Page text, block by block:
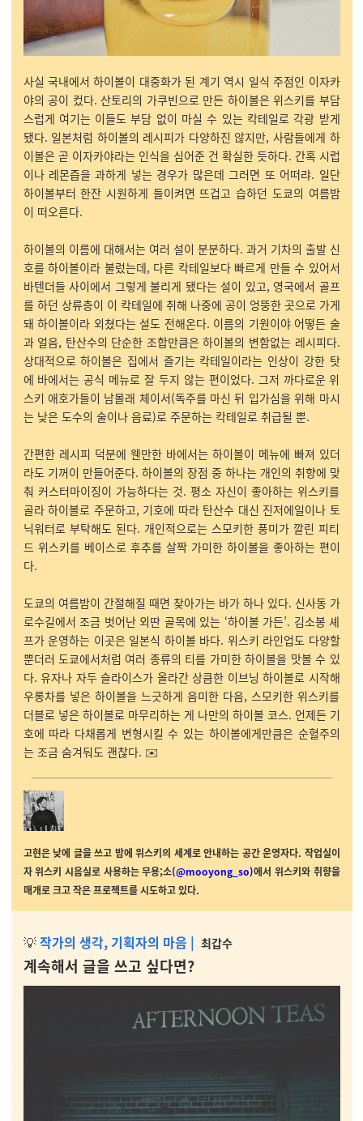
사실 국내에서 하이볼이 대중화가 된 계기 역시 일식 주점인 이자카
야의 공이 컸다. 산토리의 가쿠빈으로 만든 하이볼은 위스키를 부담
스럽게 여기는 이들도 부담 없이 마실 수 있는 칵테일로 각광 받게
됐다. 일본처럼 하이볼의 레시피가 다양하진 않지만, 사람들에게 하
이볼은 곧 이자카야라는 인식을 심어준 건 확실한 듯하다. 간혹 시럽
이나 레몬즙을 과하게 넣는 경우가 많은데 그러면 또 어떠랴. 일단
하이볼부터 한잔 시원하게 들이켜면 뜨겁고 습하던 도쿄의 여름밤
이 떠오른다.
하이볼의 이름에 대해서는 여러 설이 분분하다. 과거 기차의 출발 신
호를 하이볼이라 불렀는데, 다른 칵테일보다 빠르게 만들 수 있어서
바텐더들 사이에서 그렇게 불리게 됐다는 설이 있고, 영국에서 골프
를 하던 상류층이 이 칵테일에 취해 나중에 공이 엉뚱한 곳으로 가게
돼 하이볼이라 외쳤다는 설도 전해온다. 이름의 기원이야 어떻든 술
과 얼음, 탄산수의 단순한 조합만큼은 하이볼의 변함없는 레시피다.
상대적으로 하이볼은 집에서 즐기는 칵테일이라는 인상이 강한 탓
에 바에서는 공식 메뉴로 잘 두지 않는 편이었다. 그저 까다로운 위
스키 애호가들이 남몰래 체이서(독주를 마신 뒤 입가심을 위해 마시
는 낮은 도수의 술이나 음료)로 주문하는 칵테일로 취급될 뿐.
간편한 레시피 덕분에 웬만한 바에서는 하이볼이 메뉴에 빠져 있더
라도 기꺼이 만들어준다. 하이볼의 장점 중 하나는 개인의 취향에 맞
춰 커스터마이징이 가능하다는 것. 평소 자신이 좋아하는 위스키를
골라 하이볼로 주문하고, 기호에 따라 탄산수 대신 진저에일이나 토
닉워터로 부탁해도 된다. 개인적으로는 스모키한 풍미가 깔린 피티
드 위스키를 베이스로 후추를 살짝 가미한 하이볼을 좋아하는 편이
다.
도쿄의 여름밤이 간절해질 때면 찾아가는 바가 하나 있다. 신사동 가
로수길에서 조금 벗어난 외딴 골목에 있는 ‘하이볼 가든’. 김소봉 셰
프가 운영하는 이곳은 일본식 하이볼 바다. 위스키 라인업도 다양할
뿐더러 도쿄에서처럼 여러 종류의 티를 가미한 하이볼을 맛볼 수 있
다. 유자나 자두 슬라이스가 올라간 상큼한 이브닝 하이볼로 시작해
우롱차를 넣은 하이볼을 느긋하게 음미한 다음, 스모키한 위스키를
더블로 넣은 하이볼로 마무리하는 게 나만의 하이볼 코스. 언제든 기
호에 따라 다채롭게 변형시킬 수 있는 하이볼에게만큼은 순혈주의
는 조금 숨겨둬도 괜찮다. ✉️
고현은 낮에 글을 쓰고 밤에 위스키의 세계로 안내하는 공간 운영자다. 작업실이
자 위스키 시음실로 사용하는 무용;소(@mooyong_so)에서 위스키와 취향을
매개로 크고 작은 프로젝트를 시도하고 있다.
💡작가의 생각, 기획자의 마음 | 최갑수
계속해서 글을 쓰고 싶다면?